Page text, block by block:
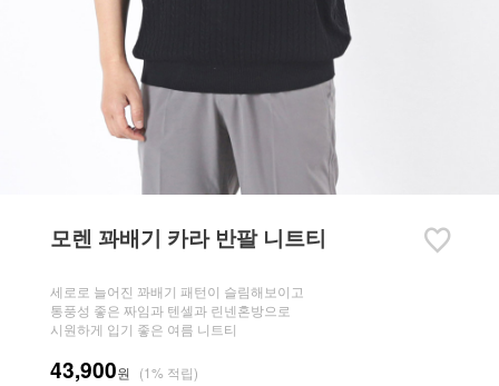
모렌 꽈배기 카라 반팔 니트티
세로로 늘어진 꽈배기 패턴이 슬림해보이고
통풍성 좋은 짜임과 텐셀과 린넨혼방으로
시원하게 입기 좋은 여름 니트티
43,900원 (1% 적립)